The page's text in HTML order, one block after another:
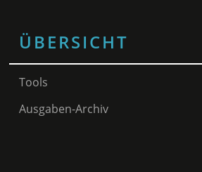
ÜBERSICHT
Tools
Ausgaben-Archiv